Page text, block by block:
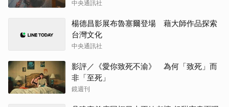
中央通訊社
楊德昌影展布魯塞爾登場 藉大師作品探索
台灣文化
中央通訊社
影評／《愛你致死不渝》 為何「致死」而
非「至死」
鏡週刊